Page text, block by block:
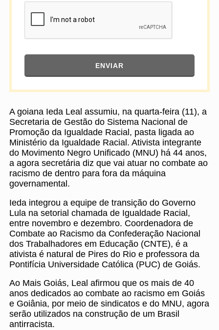
ENVIAR
A goiana Ieda Leal assumiu, na quarta-feira (11), a
Secretaria de Gestão do Sistema Nacional de
Promoção da Igualdade Racial, pasta ligada ao
Ministério da Igualdade Racial. Ativista integrante
do Movimento Negro Unificado (MNU) há 44 anos,
a agora secretária diz que vai atuar no combate ao
racismo de dentro para fora da máquina
governamental.
Ieda integrou a equipe de transição do Governo
Lula na setorial chamada de Igualdade Racial,
entre novembro e dezembro. Coordenadora de
Combate ao Racismo da Confederação Nacional
dos Trabalhadores em Educação (CNTE), é a
ativista é natural de Pires do Rio e professora da
Pontifícia Universidade Católica (PUC) de Goiás.
Ao Mais Goiás, Leal afirmou que os mais de 40
anos dedicados ao combate ao racismo em Goiás
e Goiânia, por meio de sindicatos e do MNU, agora
serão utilizados na construção de um Brasil
antirracista.